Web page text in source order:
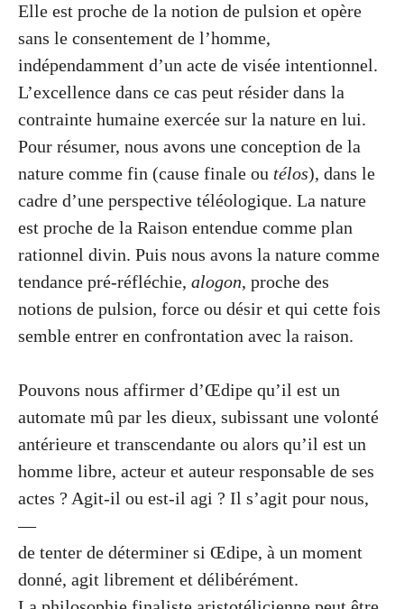
Elle est proche de la notion de pulsion et opère
sans le consentement de l’homme,
indépendamment d’un acte de visée intentionnel.
L’excellence dans ce cas peut résider dans la
contrainte humaine exercée sur la nature en lui.
Pour résumer, nous avons une conception de la
nature comme fin (cause finale ou télos), dans le
cadre d’une perspective téléologique. La nature
est proche de la Raison entendue comme plan
rationnel divin. Puis nous avons la nature comme
tendance pré-réfléchie, alogon, proche des
notions de pulsion, force ou désir et qui cette fois
semble entrer en confrontation avec la raison.
Pouvons nous affirmer d’Œdipe qu’il est un
automate mû par les dieux, subissant une volonté
antérieure et transcendante ou alors qu’il est un
homme libre, acteur et auteur responsable de ses
actes ? Agit-il ou est-il agi ? Il s’agit pour nous,
—
de tenter de déterminer si Œdipe, à un moment
donné, agit librement et délibérément.